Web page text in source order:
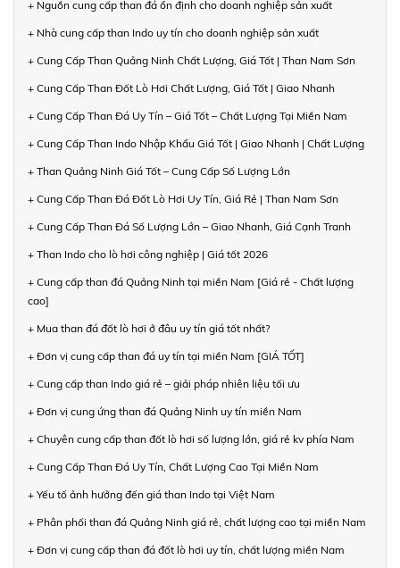
+ Nguồn cung cấp than đá ổn định cho doanh nghiệp sản xuất
+ Nhà cung cấp than Indo uy tín cho doanh nghiệp sản xuất
+ Cung Cấp Than Quảng Ninh Chất Lượng, Giá Tốt | Than Nam Sơn
+ Cung Cấp Than Đốt Lò Hơi Chất Lượng, Giá Tốt | Giao Nhanh
+ Cung Cấp Than Đá Uy Tín – Giá Tốt – Chất Lượng Tại Miền Nam
+ Cung Cấp Than Indo Nhập Khẩu Giá Tốt | Giao Nhanh | Chất Lượng
+ Than Quảng Ninh Giá Tốt – Cung Cấp Số Lượng Lớn
+ Cung Cấp Than Đá Đốt Lò Hơi Uy Tín, Giá Rẻ | Than Nam Sơn
+ Cung Cấp Than Đá Số Lượng Lớn – Giao Nhanh, Giá Cạnh Tranh
+ Than Indo cho lò hơi công nghiệp | Giá tốt 2026
+ Cung cấp than đá Quảng Ninh tại miền Nam [Giá rẻ - Chất lượng
cao]
+ Mua than đá đốt lò hơi ở đâu uy tín giá tốt nhất?
+ Đơn vị cung cấp than đá uy tín tại miền Nam [GIÁ TỐT]
+ Cung cấp than Indo giá rẻ – giải pháp nhiên liệu tối ưu
+ Đơn vị cung ứng than đá Quảng Ninh uy tín miền Nam
+ Chuyên cung cấp than đốt lò hơi số lượng lớn, giá rẻ kv phía Nam
+ Cung Cấp Than Đá Uy Tín, Chất Lượng Cao Tại Miền Nam
+ Yếu tố ảnh hưởng đến giá than Indo tại Việt Nam
+ Phân phối than đá Quảng Ninh giá rẻ, chất lượng cao tại miền Nam
+ Đơn vị cung cấp than đá đốt lò hơi uy tín, chất lượng miền Nam